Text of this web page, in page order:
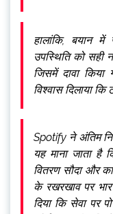
हालांकि, बयान
उपस्थिति को सही
जिसमें दावा किया
विश्वास दिलाया
Spotify ने अंतिम
यह माना जाता है
वितरण सौदा और
के रखरखाव पर
दिया कि सेवा पर